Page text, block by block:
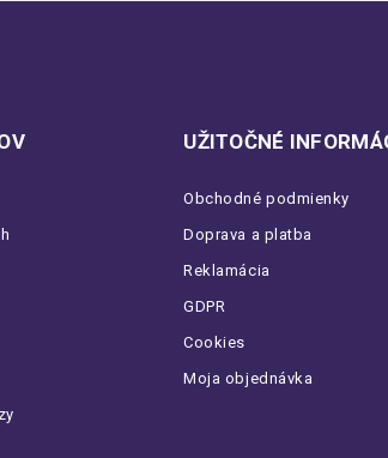
UŽITOČNÉ
Obchodné podmienky
Doprava a platba
Reklamácia
GDPR
Cookies
Moja objednávka